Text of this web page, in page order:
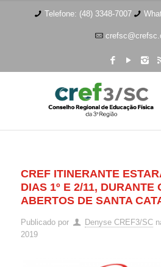
Telefone: (48) 3348-7007
CREF ITINERANTE
DIAS 1º E 2/11, DURANTE
ABERTOS DE SANTA
Publicado por Denyse CREF3/SC
2019